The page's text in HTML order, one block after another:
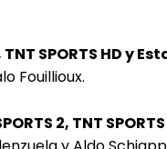
SPORTS HD y
Fouillioux.
2, TNT SPORTS